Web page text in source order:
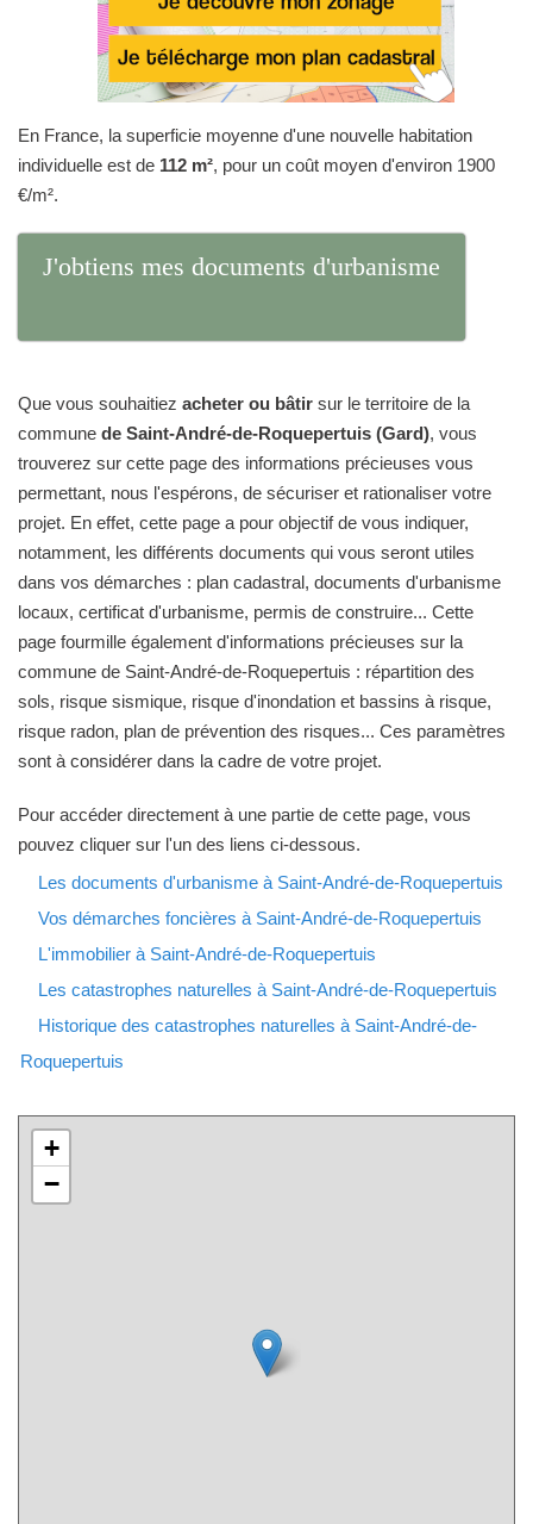
En France, la superficie moyenne d'une nouvelle habitation
individuelle est de 112 m², pour un coût moyen d'environ 1900
€/m².
J'obtiens mes documents d'urbanisme
Que vous souhaitiez acheter ou bâtir sur le territoire de la
commune de Saint-André-de-Roquepertuis (Gard), vous
trouverez sur cette page des informations précieuses vous
permettant, nous l'espérons, de sécuriser et rationaliser votre
projet. En effet, cette page a pour objectif de vous indiquer,
notamment, les différents documents qui vous seront utiles
dans vos démarches : plan cadastral, documents d'urbanisme
locaux, certificat d'urbanisme, permis de construire... Cette
page fourmille également d'informations précieuses sur la
commune de Saint-André-de-Roquepertuis : répartition des
sols, risque sismique, risque d'inondation et bassins à risque,
risque radon, plan de prévention des risques... Ces paramètres
sont à considérer dans la cadre de votre projet.
Pour accéder directement à une partie de cette page, vous
pouvez cliquer sur l'un des liens ci-dessous.
Les documents d'urbanisme à Saint-André-de-Roquepertuis
Vos démarches foncières à Saint-André-de-Roquepertuis
L'immobilier à Saint-André-de-Roquepertuis
Les catastrophes naturelles à Saint-André-de-Roquepertuis
Historique des catastrophes naturelles à Saint-André-de-
Roquepertuis
+
−